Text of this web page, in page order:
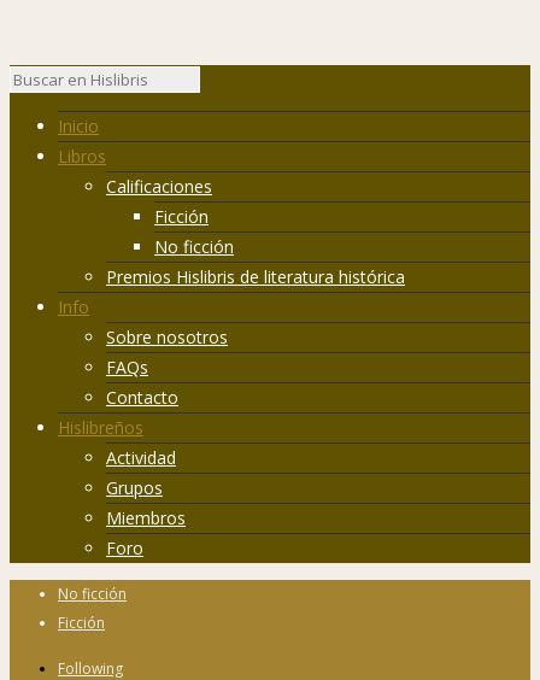
Inicio
Libros
Calificaciones
Ficción
No ficción
Premios Hislibris de literatura histórica
Info
Sobre nosotros
FAQs
Contacto
Hislibreños
Actividad
Grupos
Miembros
Foro
No ficción
Ficción
Following